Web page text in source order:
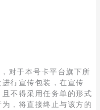
对于本号卡平台旗下所
行宣传包装，在宣传
不得采用任务单的形式
，将直接终止与该方的